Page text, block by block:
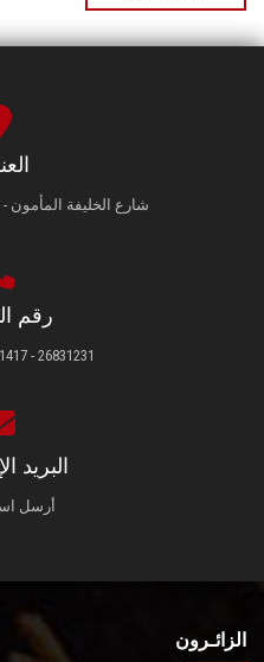
شارع الخليفة المأمون -
رقم
26831231 - 26831417 - 26831474
البريد
أرسل
الزائـرون